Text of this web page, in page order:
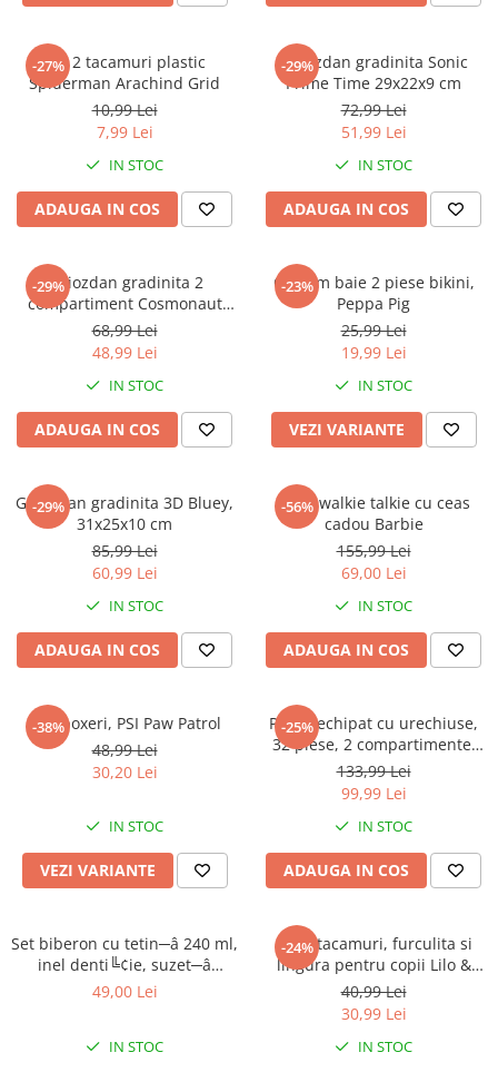
-27%
Set 2 tacamuri plastic
Spiderman Arachind Grid
10,99 Lei
7,99 Lei
IN STOC
ADAUGA IN COS
-29%
Ghiozdan gradinita Sonic
Prime Time 29x22x9 cm
72,99 Lei
51,99 Lei
IN STOC
ADAUGA IN COS
-29%Ghiozdan gradinita 2
compartiment Cosmonaut
Space Explorer, 33x23x10 cm
68,99 Lei
48,99 Lei
IN STOC
ADAUGA IN COS
-23%
Costum baie 2 piese bikini,
Peppa Pig
25,99 Lei
19,99 Lei
IN STOC
VEZI VARIANTE
-29%
Ghiozdan gradinita 3D Bluey,
31x25x10 cm
85,99 Lei
60,99 Lei
IN STOC
ADAUGA IN COS
-56%
Set 2 walkie talkie cu ceas
cadou Barbie
155,99 Lei
69,00 Lei
IN STOC
ADAUGA IN COS
-38%
Slip boxeri, PSI Paw Patrol
48,99 Lei
30,20 Lei
IN STOC
VEZI VARIANTE
-25%
Penar echipat cu urechiuse,
32 piese, 2 compartimente,
Gabby's Dollhouse
133,99 Lei
99,99 Lei
IN STOC
ADAUGA IN COS
Set biberon cu tetin─â 240 ml,
inel denti╚¢ie, suzet─â
ortodontic─â ╚Öi suport
49,00 Lei
IN STOC
-24%
Set 2 tacamuri, furculita si
lingura pentru copii Lilo &
Stitch 15.5 cm
40,99 Lei
30,99 Lei
IN STOC